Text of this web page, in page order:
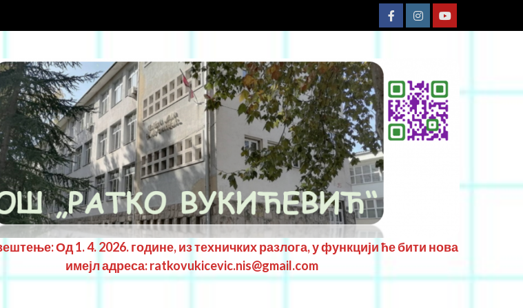
Од 1. 4. 2026. године, из техничких разлога, у функцији ће бити нова
имејл адреса: ratkovukicevic.nis@gmail.com